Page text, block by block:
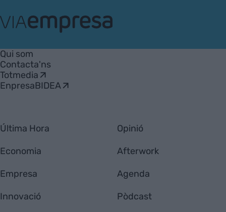
Empresa
Qui som
Contacta'ns
Totmedia
EnpresaBIDEA
Última Hora
Economia
Empresa
Innovació
Opinió
Afterwork
Agenda
Pòdcast